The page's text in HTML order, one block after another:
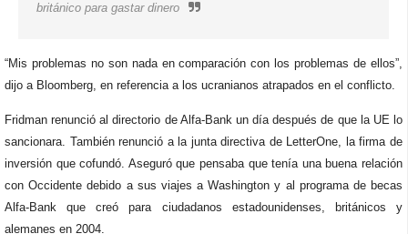
británico para gastar dinero
“Mis problemas no son nada en comparación con los problemas de ellos”,
dijo a Bloomberg, en referencia a los ucranianos atrapados en el conflicto.
Fridman renunció al directorio de Alfa-Bank un día después de que la UE lo
sancionara. También renunció a la junta directiva de LetterOne, la firma de
inversión que cofundó. Aseguró que pensaba que tenía una buena relación
con Occidente debido a sus viajes a Washington y al programa de becas
Alfa-Bank que creó para ciudadanos estadounidenses, británicos y
alemanes en 2004.